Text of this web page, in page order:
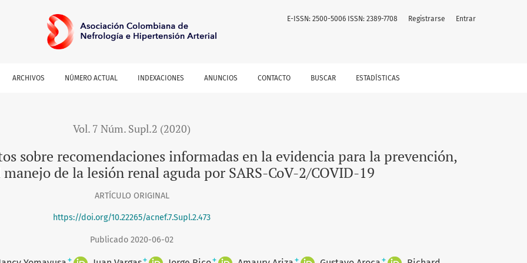
ARCHIVOS NÚMERO ACTUAL INDEXACIONES ANUNCIOS CONTACTO BUSCAR ESTADÍSTICAS
E-ISSN: 2500-5006 ISSN: 2389-7708 Registrarse Entrar
Vol. 7 Núm. Supl.2 (2020)
sobre recomendaciones informadas en la evidencia para la prevención,
de la lesión renal aguda por SARS-CoV-2/COVID-19
ARTÍCULO ORIGINAL
https://doi.org/10.22265/acnef.7.Supl.2.473
Publicado 2020-06-02
+ + + + +